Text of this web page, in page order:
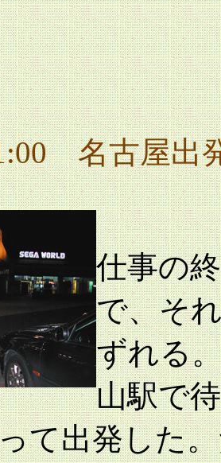
名古屋出
仕事の
で、そ
ずれる
山駅で
て出発した